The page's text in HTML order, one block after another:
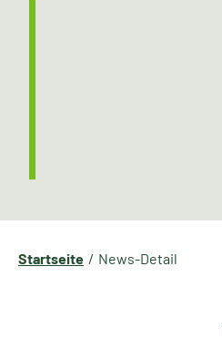
Startseite News-Detail